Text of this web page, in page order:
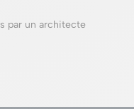
par un architecte